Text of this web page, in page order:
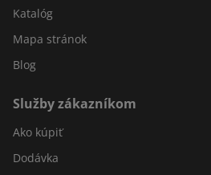
Katalóg
Mapa stránok
Blog
Služby zákazníkom
Ako kúpiť
Dodávka